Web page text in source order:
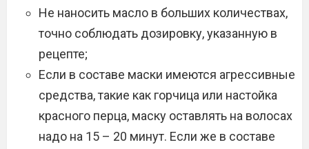
Не наносить масло в больших количествах,
точно соблюдать дозировку, указанную в
рецепте;
Если в составе маски имеются агрессивные
средства, такие как горчица или настойка
красного перца, маску оставлять на волосах
надо на 15 – 20 минут. Если же в составе